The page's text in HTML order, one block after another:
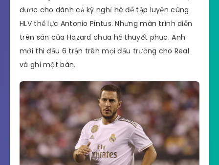
được cho dành cả kỳ nghỉ hè để tập luyện cùng
HLV thể lực Antonio Pintus. Nhưng màn trình diễn
trên sân của Hazard chưa hề thuyết phục. Anh
mới thi đấu 6 trận trên mọi đấu trường cho Real
và ghi một bàn.